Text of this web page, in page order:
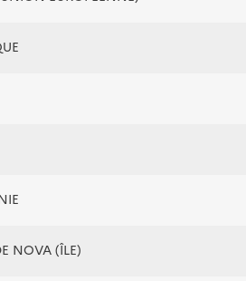
NOVA (ÎLE)